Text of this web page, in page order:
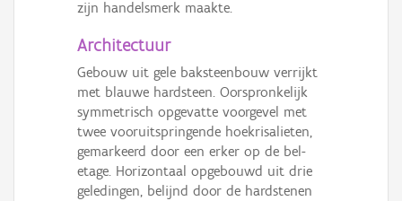
zijn handelsmerk maakte.
Architectuur
Gebouw uit gele baksteenbouw verrijkt
met blauwe hardsteen. Oorspronkelijk
symmetrisch opgevatte voorgevel met
twee vooruitspringende hoekrisalieten,
gemarkeerd door een erker op de bel-
etage. Horizontaal opgebouwd uit drie
geledingen, belijnd door de hardstenen